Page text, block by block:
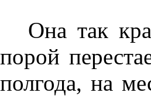
Она так
порой
полгода, на